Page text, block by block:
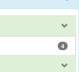
4